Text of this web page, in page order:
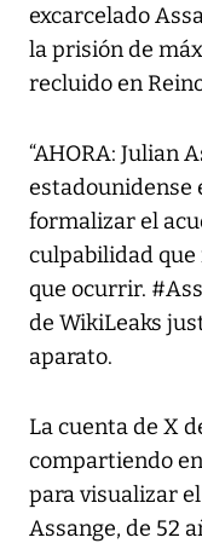
excarcelado
la prisión de
recluido en
“AHORA: Julian
estadounidense
formalizar el
culpabilidad
que ocurrir.
de WikiLeaks
aparato.
La cuenta de X
compartiendo
para visualizar
Assange, de 52